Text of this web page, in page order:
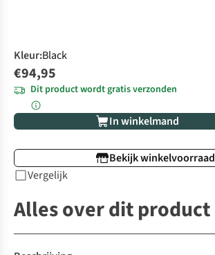
Kleur:Black
€94,95
Dit product wordt gratis verzonden
In winkelmand
Bekijk winkelvoorraad
Vergelijk
Alles over dit product